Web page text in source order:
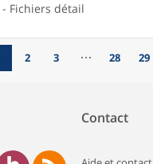
Fichiers détail
2 3 28 29
Contact